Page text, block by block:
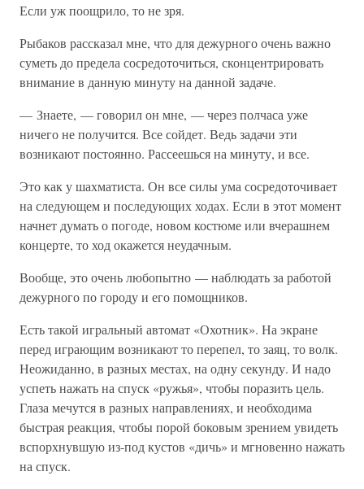
Если уж поощрило, то не зря.
Рыбаков рассказал мне, что для дежурного очень важно
суметь до предела сосредоточиться, сконцентрировать
внимание в данную минуту на данной задаче.
— Знаете, — говорил он мне, — через полчаса уже
ничего не получится. Все сойдет. Ведь задачи эти
возникают постоянно. Рассеешься на минуту, и все.
Это как у шахматиста. Он все силы ума сосредоточивает
на следующем и последующих ходах. Если в этот момент
начнет думать о погоде, новом костюме или вчерашнем
концерте, то ход окажется неудачным.
Вообще, это очень любопытно — наблюдать за работой
дежурного по городу и его помощников.
Есть такой игральный автомат «Охотник». На экране
перед играющим возникают то перепел, то заяц, то волк.
Неожиданно, в разных местах, на одну секунду. И надо
успеть нажать на спуск «ружья», чтобы поразить цель.
Глаза мечутся в разных направлениях, и необходима
быстрая реакция, чтобы порой боковым зрением увидеть
вспорхнувшую из-под кустов «дичь» и мгновенно нажать
на спуск.